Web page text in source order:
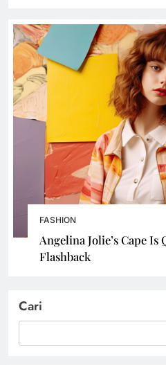
FASHION
Angelina Jolie’s Cape
Flashback
Cari